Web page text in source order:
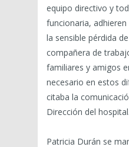
equipo directivo y
funcionaria,
la sensible pérdida
compañera de
familiares y amigos
necesario en estos
citaba la
Dirección del hospital.
Patricia Durán se